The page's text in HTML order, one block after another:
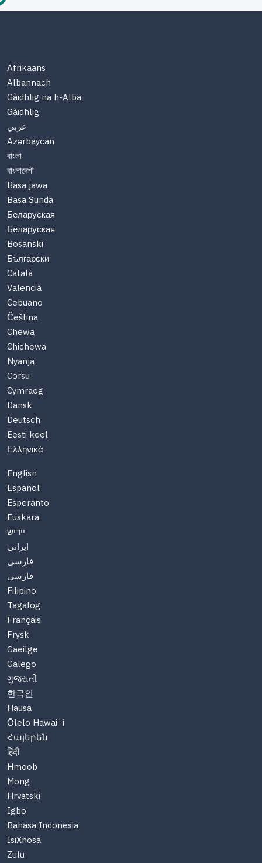
Afrikaans
Albannach
Gàidhlig na h-Alba
Gàidhlig
عربي
Azərbaycan
বাংলা
বাংলাদেশী
Basa jawa
Basa Sunda
Беларуская
Беларуская
Bosanski
Български
Català
Valencià
Cebuano
Čeština
Chewa
Chichewa
Nyanja
Corsu
Cymraeg
Dansk
Deutsch
Eesti keel
Ελληνικά
English
Español
Esperanto
Euskara
יידיש
ایرانی
فارسی
فارسی
Filipino
Tagalog
Français
Frysk
Gaeilge
Galego
ગુજરાતી
한국인
Hausa
Ōlelo Hawaiʻi
Հայերեն
हिंदी
Hmoob
Mong
Hrvatski
Igbo
Bahasa Indonesia
IsiXhosa
Zulu